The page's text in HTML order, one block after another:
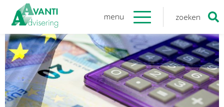
menu zoeken
Organisatie
Onze medewerkers
NOAB gecertificeerd
Algemene verordening
Zoeken
naar: